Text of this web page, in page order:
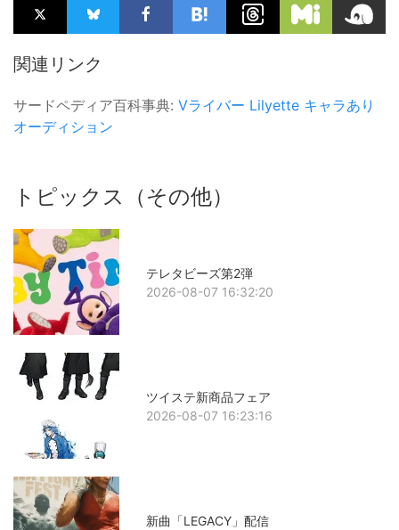
関連リンク
サードペディア百科事典: Vライバー Lilyette キャラあり
オーディション
トピックス（その他）
テレタビーズ第2弾
2026-08-07 16:32:20
ツイステ新商品フェア
2026-08-07 16:23:16
新曲「LEGACY」配信